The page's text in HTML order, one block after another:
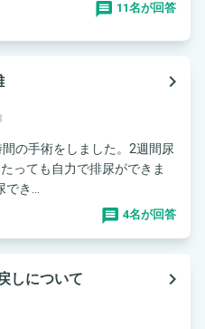
11名が回答
navigate_next
の手術をしました。2週間尿
っても自力で排尿ができま
き...
4名が回答
しについて
navigate_next